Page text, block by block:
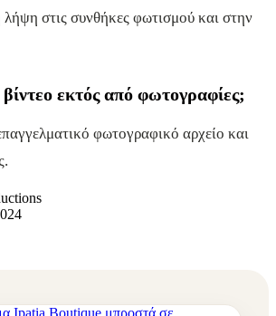
στις συνθήκες φωτισμού και στην
εκτός από φωτογραφίες;
φωτογραφικό αρχείο και